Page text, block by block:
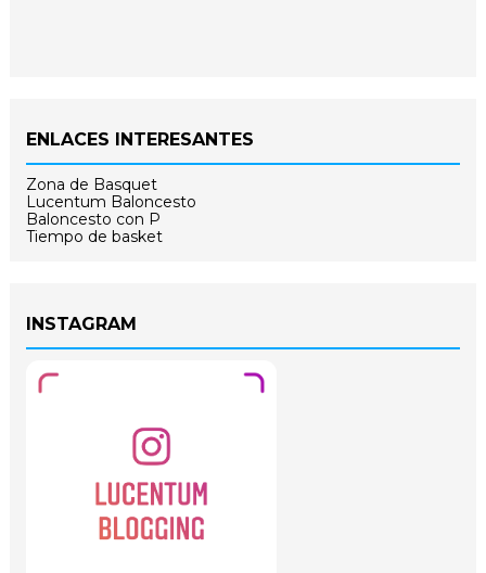
ENLACES INTERESANTES
Zona de Basquet
Lucentum Baloncesto
Baloncesto con P
Tiempo de basket
INSTAGRAM